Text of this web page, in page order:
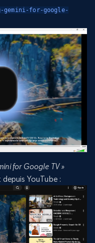
gemini-for-google-
for Google TV »
YouTube :